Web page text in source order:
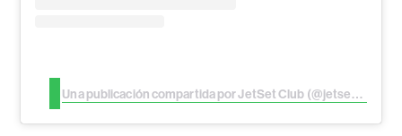
Una publicación compartida por JetSet Club (@jetsetclubrd)